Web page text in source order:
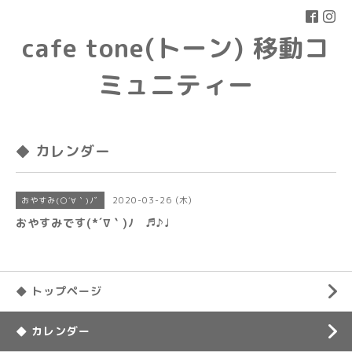
cafe tone(トーン) 移動コ
ミュニティー
◆ カレンダー
おやすみ(○´∀｀)ﾉﾞ 2020-03-26 (木)
おやすみです(*´∇｀)ﾉ ♬♪♩
◆ トップページ
◆ カレンダー